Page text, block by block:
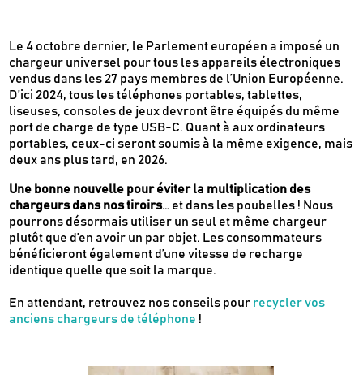
Le 4 octobre dernier, le Parlement européen a imposé un
chargeur universel pour tous les appareils électroniques
vendus dans les 27 pays membres de l’Union Européenne.
D’ici 2024, tous les téléphones portables, tablettes,
liseuses, consoles de jeux devront être équipés du même
port de charge de type USB-C. Quant à aux ordinateurs
portables, ceux-ci seront soumis à la même exigence, mais
deux ans plus tard, en 2026.
Une bonne nouvelle pour éviter la multiplication des
chargeurs dans nos tiroirs… et dans les poubelles ! Nous
pourrons désormais utiliser un seul et même chargeur
plutôt que d’en avoir un par objet. Les consommateurs
bénéficieront également d’une vitesse de recharge
identique quelle que soit la marque.
En attendant, retrouvez nos conseils pour recycler vos
anciens chargeurs de téléphone !